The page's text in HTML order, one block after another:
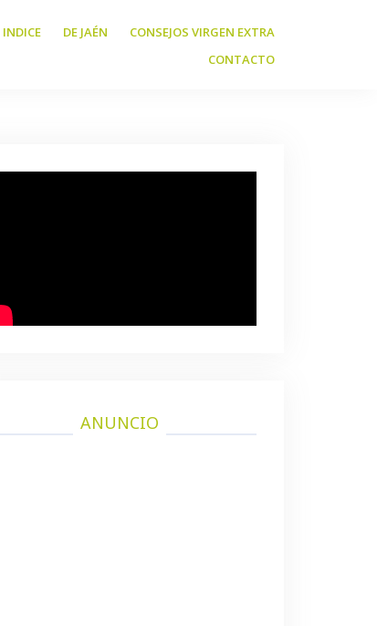
INDICE DE JAÉN
CONSEJOS VIRGEN EXTRA
CONTACTO
ANUNCIO